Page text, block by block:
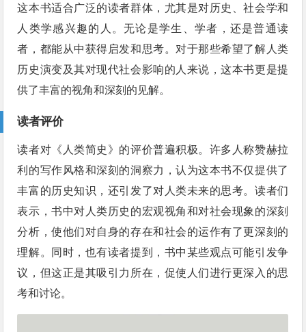
这本书适合广泛的读者群体，尤其是对历史、社会学和
人类学感兴趣的人。无论是学生、学者，还是普通读
者，都能从中获得启发和思考。对于那些希望了解人类
历史演变及其对现代社会影响的人来说，这本书更是提
供了丰富的视角和深刻的见解。
读者评价
读者对《人类简史》的评价普遍积极。许多人称赞赫拉
利的写作风格和深刻的洞察力，认为这本书不仅提供了
丰富的历史知识，还引发了对人类未来的思考。读者们
表示，书中对人类历史的宏观视角和对社会现象的深刻
分析，使他们对自身的存在和社会的运作有了更深刻的
理解。同时，也有读者提到，书中某些观点可能引发争
议，但这正是其吸引力所在，促使人们进行更深入的思
考和讨论。